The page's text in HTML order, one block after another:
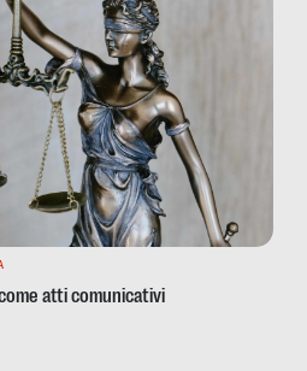
atti comunicativi